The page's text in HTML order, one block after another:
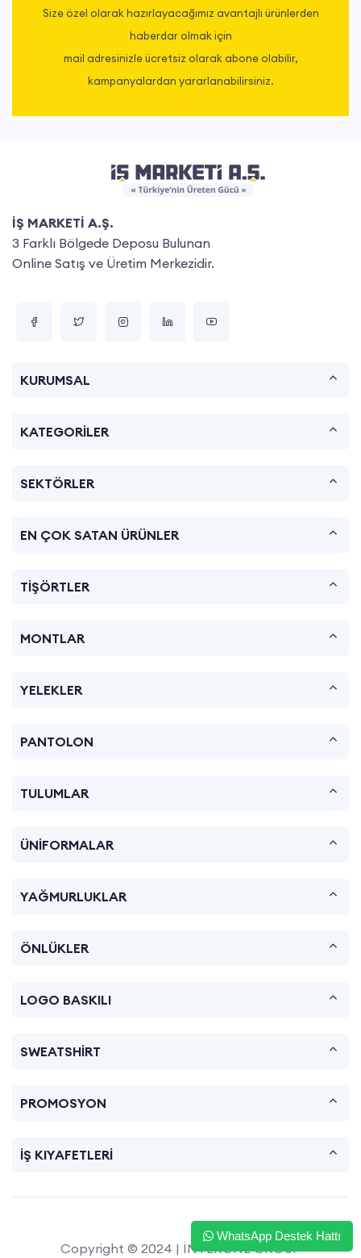
Size özel olarak hazırlayacağımız avantajlı ürünlerden
haberdar olmak için
mail adresinizle ücretsiz olarak abone olabilir,
kampanyalardan yararlanabilirsiniz.
İŞ MARKETİ A.Ş.
3 Farklı Bölgede Deposu Bulunan
Online Satış ve Üretim Merkezidir.
KURUMSAL
KATEGORİLER
SEKTÖRLER
EN ÇOK SATAN ÜRÜNLER
TİŞÖRTLER
MONTLAR
YELEKLER
PANTOLON
TULUMLAR
ÜNİFORMALAR
YAĞMURLUKLAR
ÖNLÜKLER
LOGO BASKILI
SWEATSHİRT
PROMOSYON
İŞ KIYAFETLERİ
Copyright © 2024 | İNTERONE GROUP
WhatsApp Destek Hattı